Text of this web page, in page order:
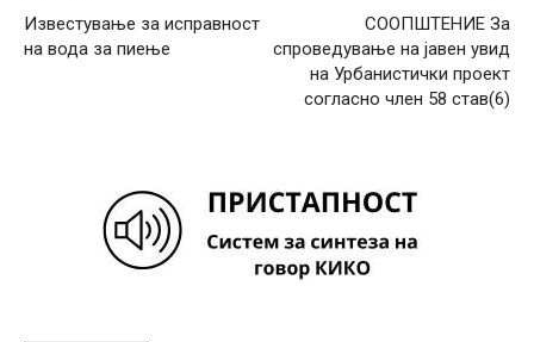
Известување за исправност
на вода за пиење
СООПШТЕНИЕ За
спроведување на јавен увид
на Урбанистички проект
согласно член 58 став(6)